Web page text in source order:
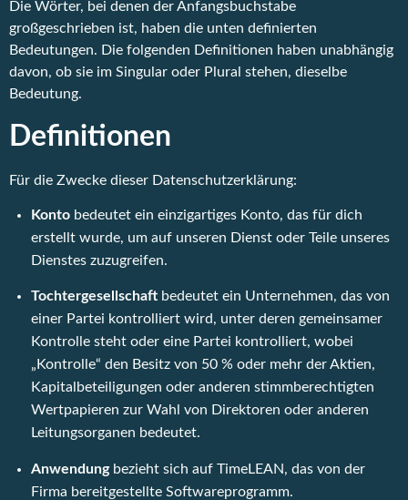
Die Wörter, bei denen der Anfangsbuchstabe
großgeschrieben ist, haben die unten definierten
Bedeutungen. Die folgenden Definitionen haben unabhängig
davon, ob sie im Singular oder Plural stehen, dieselbe
Bedeutung.
Definitionen
Für die Zwecke dieser Datenschutzerklärung:
Konto bedeutet ein einzigartiges Konto, das für dich
erstellt wurde, um auf unseren Dienst oder Teile unseres
Dienstes zuzugreifen.
Tochtergesellschaft bedeutet ein Unternehmen, das von
einer Partei kontrolliert wird, unter deren gemeinsamer
Kontrolle steht oder eine Partei kontrolliert, wobei
„Kontrolle“ den Besitz von 50 % oder mehr der Aktien,
Kapitalbeteiligungen oder anderen stimmberechtigten
Wertpapieren zur Wahl von Direktoren oder anderen
Leitungsorganen bedeutet.
Anwendungbezieht sich auf TimeLEAN, das von der
Firma bereitgestellte Softwareprogramm.